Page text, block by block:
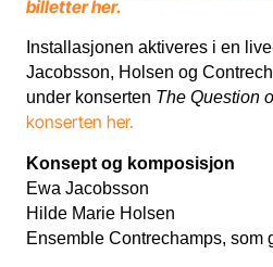
billetter her.
Installasjonen aktiveres i en
Jacobsson, Holsen og
under konserten The Question
konserten her.
Konsept og komposisjon
Ewa Jacobsson
Hilde Marie Holsen
Ensemble Contrechamps, som